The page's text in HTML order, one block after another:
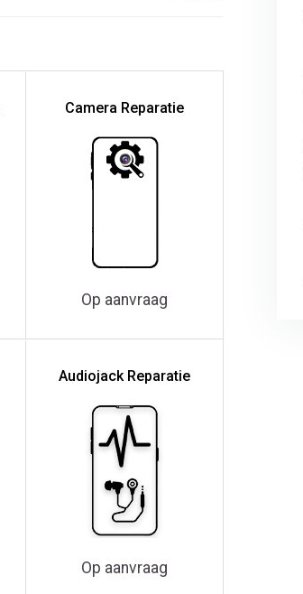
Camera Reparatie
Op aanvraag
Audiojack Reparatie
Op aanvraag